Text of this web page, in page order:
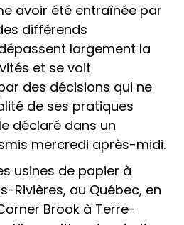
avoir été entraînée par
différends
largement la
et se voit
des décisions qui ne
de ses pratiques
déclaré dans un
mercredi après-midi.
usines de papier à
Rivières, au Québec, en
Brook à Terre-